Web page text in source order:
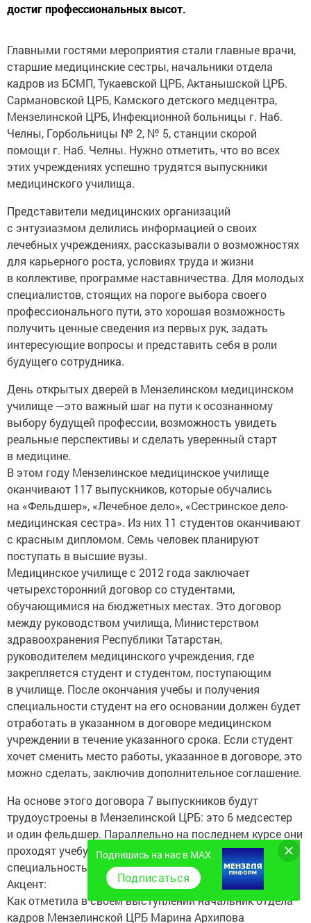
достиг профессиональных высот.
Главными гостями мероприятия стали главные врачи,
старшие медицинские сестры, начальники отдела
кадров из БСМП, Тукаевской ЦРБ, Актанышской ЦРБ.
Сармановской ЦРБ, Камского детского медцентра,
Мензелинской ЦРБ, Инфекционной больницы г. Наб.
Челны, Горбольницы № 2, № 5, станции скорой
помощи г. Наб. Челны. Нужно отметить, что во всех
этих учреждениях успешно трудятся выпускники
медицинского училища.
Представители медицинских организаций
с энтузиазмом делились информацией о своих
лечебных учреждениях, рассказывали о возможностях
для карьерного роста, условиях труда и жизни
в коллективе, программе наставничества. Для молодых
специалистов, стоящих на пороге выбора своего
профессионального пути, это хорошая возможность
получить ценные сведения из первых рук, задать
интересующие вопросы и представить себя в роли
будущего сотрудника.
День открытых дверей в Мензелинском медицинском
училище —это важный шаг на пути к осознанному
выбору будущей профессии, возможность увидеть
реальные перспективы и сделать уверенный старт
в медицине.
В этом году Мензелинское медицинское училище
оканчивают 117 выпускников, которые обучались
на «Фельдшер», «Лечебное дело», «Сестринское дело-
медицинская сестра». Из них 11 студентов оканчивают
с красным дипломом. Семь человек планируют
поступать в высшие вузы.
Медицинское училище с 2012 года заключает
четырехсторонний договор со студентами,
обучающимися на бюджетных местах. Это договор
между руководством училища, Министерством
здравоохранения Республики Татарстан,
руководителем медицинского учреждения, где
закрепляется студент и студентом, поступающим
в училище. После окончания учебы и получения
специальности студент на его основании должен будет
отработать в указанном в договоре медицинском
учреждении в течение указанного срока. Если студент
хочет сменить место работы, указанное в договоре, это
можно сделать, заключив дополнительное соглашение.
На основе этого договора 7 выпускников будут
трудоустроены в Мензелинской ЦРБ: это 6 медсестер
и один фельдшер. Параллельно на последнем курсе они
проходят учебу и получают дополнительную
специальность.
Акцент:
Как отметила в своем выступлении начальник отдела
кадров Мензелинской ЦРБ Марина Архипова
Подпишись на нас в MAX
Подписаться